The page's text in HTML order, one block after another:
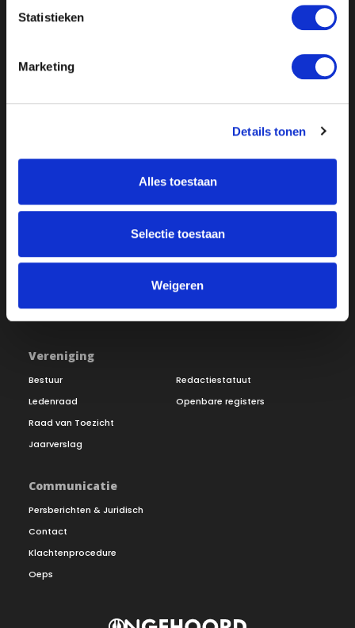
Statistieken
Marketing
Details tonen
Alles toestaan
Selectie toestaan
Weigeren
Doneer
Vereniging
Bestuur
Ledenraad
Raad van Toezicht
Jaarverslag
Redactiestatuut
Openbare registers
Communicatie
Persberichten & Juridisch
Contact
Klachtenprocedure
Oeps